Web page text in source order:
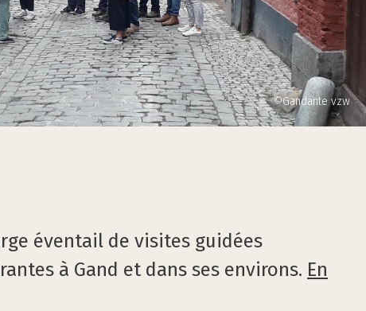
©Gandante vzw
éventail de visites guidées
à Gand et dans ses environs. En